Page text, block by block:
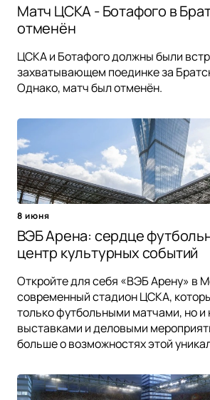
Матч ЦСКА - Ботафого в
отменён
ЦСКА и Ботафого должны были
захватывающем поединке за
Однако, матч был отменён.
8 июня
ВЭБ Арена: сердце
центр культурных событий
Откройте для себя «ВЭБ Арену» в
современный стадион ЦСКА,
только футбольными матчами, но и
выставками и деловыми
больше о возможностях этой